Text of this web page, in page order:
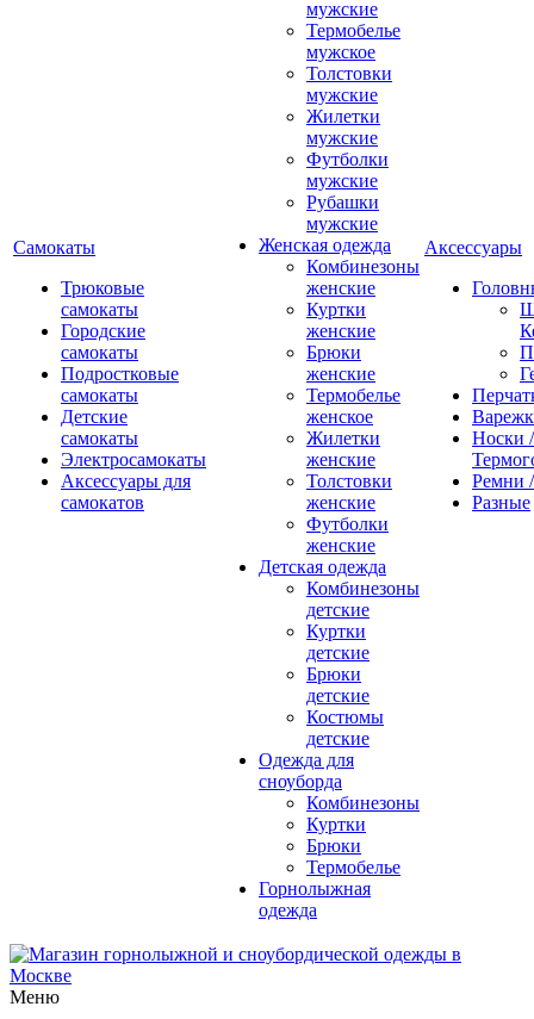
Самокаты
Трюковые
самокаты
Городские
самокаты
Подростковые
самокаты
Детские
самокаты
Электросамокаты
Аксессуары для
самокатов
мужские
Термобелье
мужское
Толстовки
мужские
Жилетки
мужские
Футболки
мужские
Рубашки
мужские
Женская одежда
Комбинезоны
женские
Куртки
женские
Брюки
женские
Термобелье
женское
Жилетки
женские
Толстовки
женские
Футболки
женские
Детская одежда
Комбинезоны
детские
Куртки
детские
Брюки
детские
Костюмы
детские
Одежда для
сноуборда
Комбинезоны
Куртки
Брюки
Термобелье
Горнолыжная
одежда
Аксессуары
Носки /
Ремни
Разные
Меню